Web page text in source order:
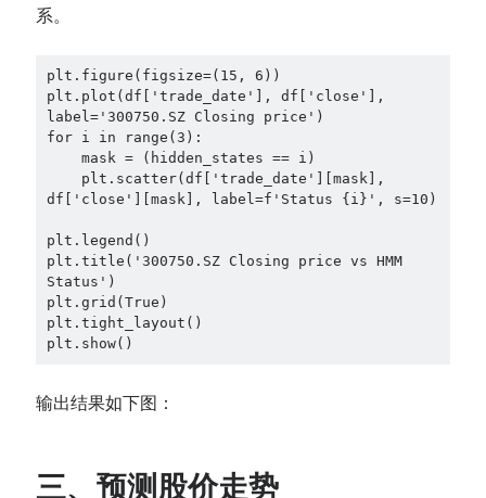
系。
plt.figure(figsize=(15, 6))
plt.plot(df['trade_date'], df['close'],
label='300750.SZ Closing price')
for i in range(3):
df['close'][mask], label=f'Status {i}', s=10)
plt.legend()
plt.title('300750.SZ Closing price vs HMM
Status')
plt.grid(True)
plt.tight_layout()
plt.show()
输出结果如下图：
三、预测股价走势